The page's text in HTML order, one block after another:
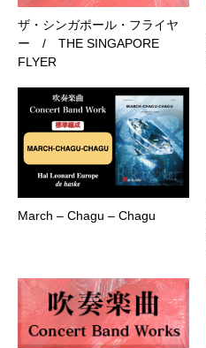
ザ・シンガポール・フライヤ
ー / THE SINGAPORE
FLYER
March – Chagu – Chagu